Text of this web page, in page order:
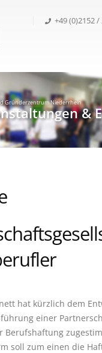
+49 (0)2152 /
hat kürzlich dem
einer
Berufshaftung
soll zum einen die